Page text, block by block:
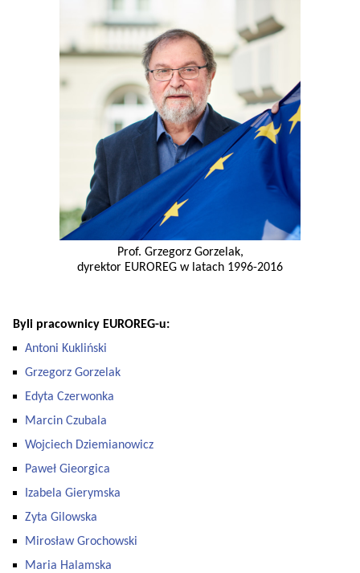
Prof. Grzegorz Gorzelak,
dyrektor EUROREG w latach 1996-2016
Byli pracownicy EUROREG-u:
Antoni Kukliński
Grzegorz Gorzelak
Edyta Czerwonka
Marcin Czubala
Wojciech Dziemianowicz
Paweł Gieorgica
Izabela Gierymska
Zyta Gilowska
Mirosław Grochowski
Maria Halamska